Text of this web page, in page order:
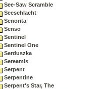
See-Saw Scramble
Seeschlacht
Senorita
Senso
Sentinel
Sentinel One
Serduszka
Sereamis
Serpent
Serpentine
Serpent's Star, The